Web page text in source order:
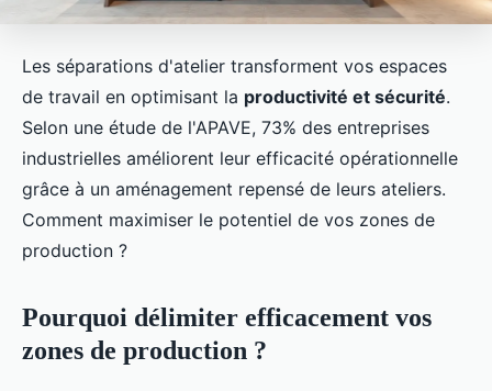
Les séparations d'atelier transforment vos espaces
de travail en optimisant la productivité et sécurité.
Selon une étude de l'APAVE, 73% des entreprises
industrielles améliorent leur efficacité opérationnelle
grâce à un aménagement repensé de leurs ateliers.
Comment maximiser le potentiel de vos zones de
production ?
Pourquoi délimiter efficacement vos
zones de production ?